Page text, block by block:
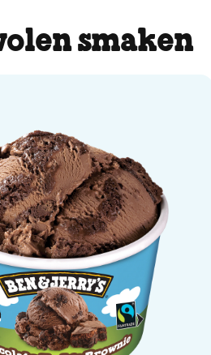
smaken